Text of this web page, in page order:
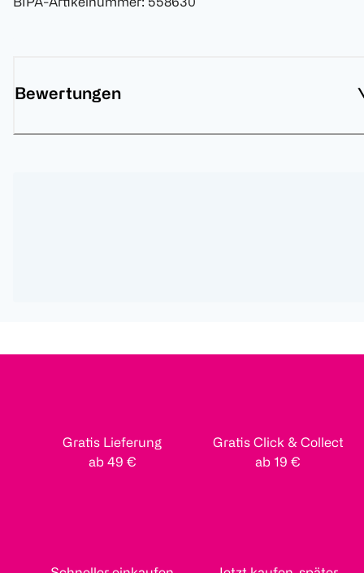
Bewertungen
Gratis Lieferung
ab 49 €
Gratis Click & Collect
ab 19 €